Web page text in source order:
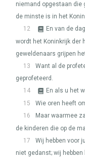
niemand opgestaan die
de minste is in het
12
En van de
wordt het Koninkrijk der
geweldenaars grijpen
13
Want al de
geprofeteerd.
14
En als u het
15
Wie oren heeft
16
Maar waarmee
de kinderen die op de
17
Wij hebben voor
niet gedanst; wij